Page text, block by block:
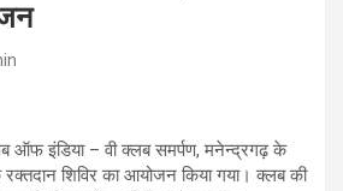
ऑफ इंडिया – वी क्लब समर्पण, मनेन्द्रगढ़ के
रक्तदान शिविर का आयोजन किया गया। क्लब की